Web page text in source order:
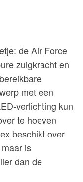
de Air Force
zuigkracht en
met een
verlichting kun
te hoeven
beschikt over
is
dan de